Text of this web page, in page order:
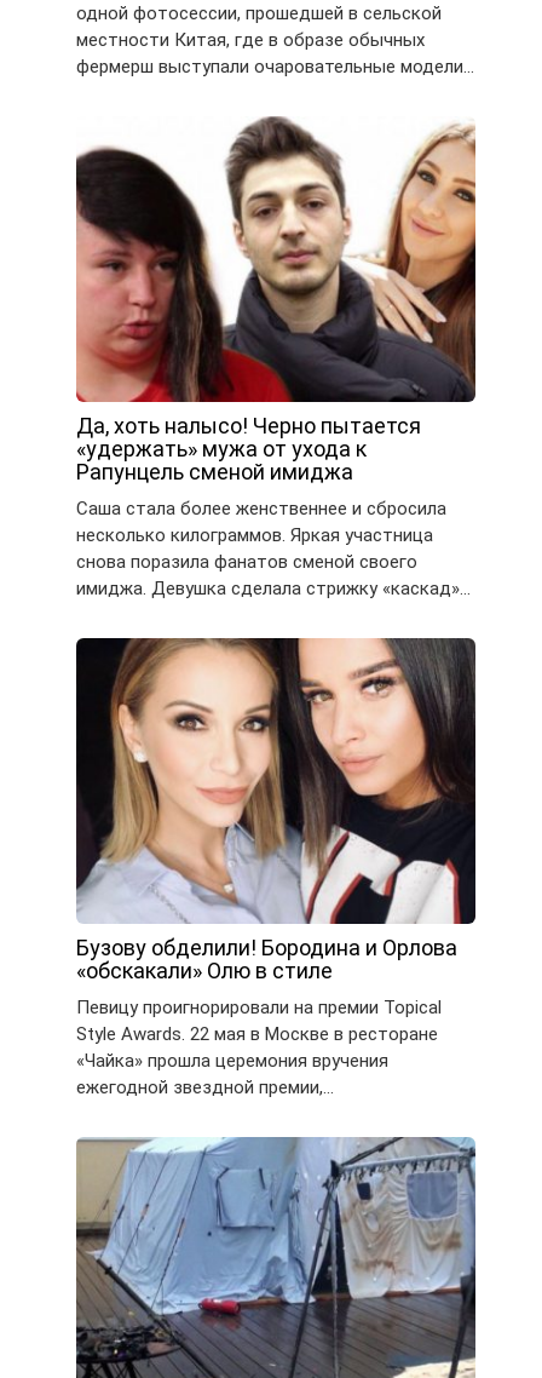
одной фотосессии, прошедшей в сельской
местности Китая, где в образе обычных
фермерш выступали очаровательные модели…
Да, хоть налысо! Черно пытается
«удержать» мужа от ухода к
Рапунцель сменой имиджа
Саша стала более женственнее и сбросила
несколько килограммов. Яркая участница
снова поразила фанатов сменой своего
имиджа. Девушка сделала стрижку «каскад»…
Бузову обделили! Бородина и Орлова
«обскакали» Олю в стиле
Певицу проигнорировали на премии Topical
Style Awards. 22 мая в Москве в ресторане
«Чайка» прошла церемония вручения
ежегодной звездной премии,…